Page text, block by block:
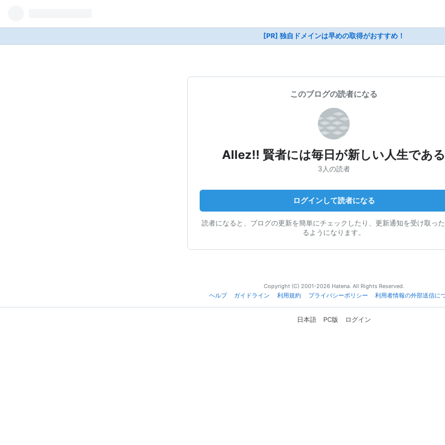
[PR] 独自ドメインは早めの取得がおすすめ！
このブログの読者になる
Allez!! 賢者には毎日が新しい人生である
3人の読者
ログインして読者になる
読者になると、ブログの更新を簡単にチェックしたり、更新通知を受け取っ
るようになります。
Copyright (C) 2001-2026 Hatena. All Rights Reserved.
ヘルプ
ガイドライン 利用規約 プライバシーポリシー 利用者情報の外部送信に
日本語 PC版 ログイン